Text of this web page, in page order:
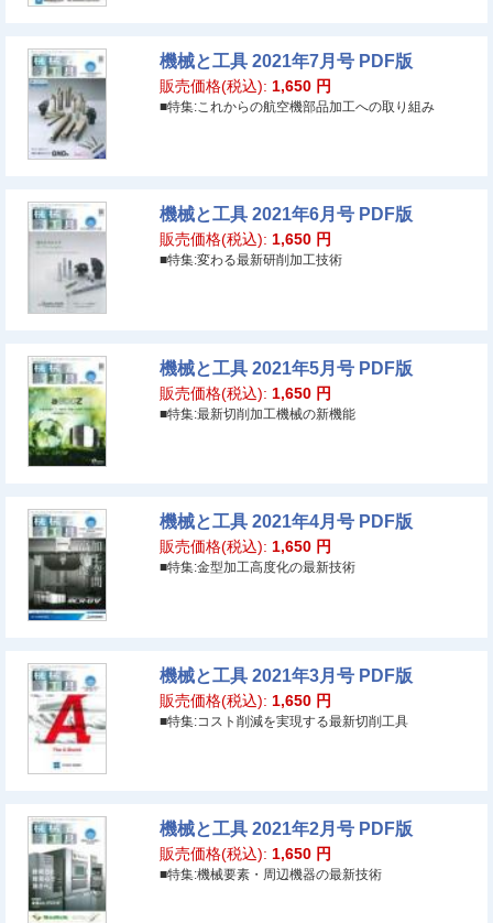
機械と工具 2021年7月号 PDF版
販売価格(税込): 1,650 円
■特集:これからの航空機部品加工への取り組み
機械と工具 2021年6月号 PDF版
販売価格(税込): 1,650 円
■特集:変わる最新研削加工技術
機械と工具 2021年5月号 PDF版
販売価格(税込): 1,650 円
■特集:最新切削加工機械の新機能
機械と工具 2021年4月号 PDF版
販売価格(税込): 1,650 円
■特集:金型加工高度化の最新技術
機械と工具 2021年3月号 PDF版
販売価格(税込): 1,650 円
■特集:コスト削減を実現する最新切削工具
機械と工具 2021年2月号 PDF版
販売価格(税込): 1,650 円
■特集:機械要素・周辺機器の最新技術